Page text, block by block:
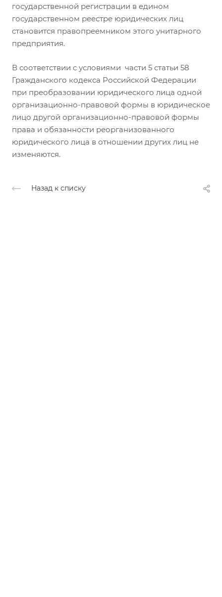
государственной регистрации в едином
государственном реестре юридических лиц
становится правопреемником этого унитарного
предприятия.
В соответствии с условиями части 5 статьи 58
Гражданского кодекса Российской Федерации
при преобразовании юридического лица одной
организационно-правовой формы в юридическое
лицо другой организационно-правовой формы
права и обязанности реорганизованного
юридического лица в отношении других лиц не
изменяются.
Назад к списку